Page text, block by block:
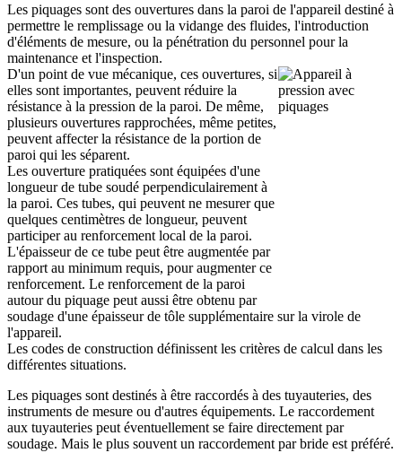
Les piquages sont des ouvertures dans la paroi de l'appareil destiné à
permettre le remplissage ou la vidange des fluides, l'introduction
d'éléments de mesure, ou la pénétration du personnel pour la
maintenance et l'inspection.
D'un point de vue mécanique, ces ouvertures, si
elles sont importantes, peuvent réduire la
résistance à la pression de la paroi. De même,
plusieurs ouvertures rapprochées, même petites,
peuvent affecter la résistance de la portion de
paroi qui les séparent.
Les ouverture pratiquées sont équipées d'une
longueur de tube soudé perpendiculairement à
la paroi. Ces tubes, qui peuvent ne mesurer que
quelques centimètres de longueur, peuvent
participer au renforcement local de la paroi.
L'épaisseur de ce tube peut être augmentée par
rapport au minimum requis, pour augmenter ce
renforcement. Le renforcement de la paroi
autour du piquage peut aussi être obtenu par
soudage d'une épaisseur de tôle supplémentaire sur la virole de
l'appareil.
Les codes de construction définissent les critères de calcul dans les
différentes situations.
Les piquages sont destinés à être raccordés à des tuyauteries, des
instruments de mesure ou d'autres équipements. Le raccordement
aux tuyauteries peut éventuellement se faire directement par
soudage. Mais le plus souvent un raccordement par bride est préféré.